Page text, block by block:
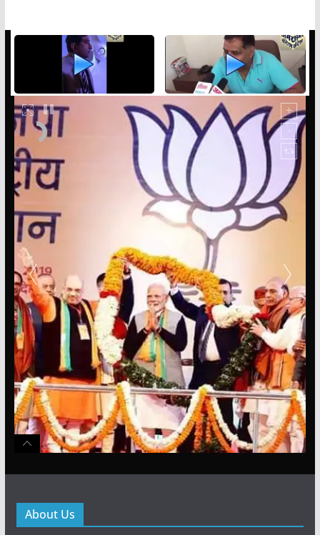
About Us